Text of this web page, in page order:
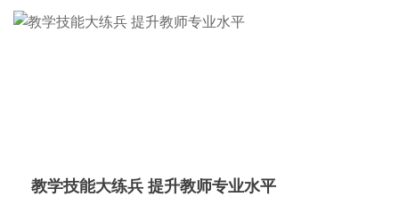
教学技能大练兵 提升教师专业水平